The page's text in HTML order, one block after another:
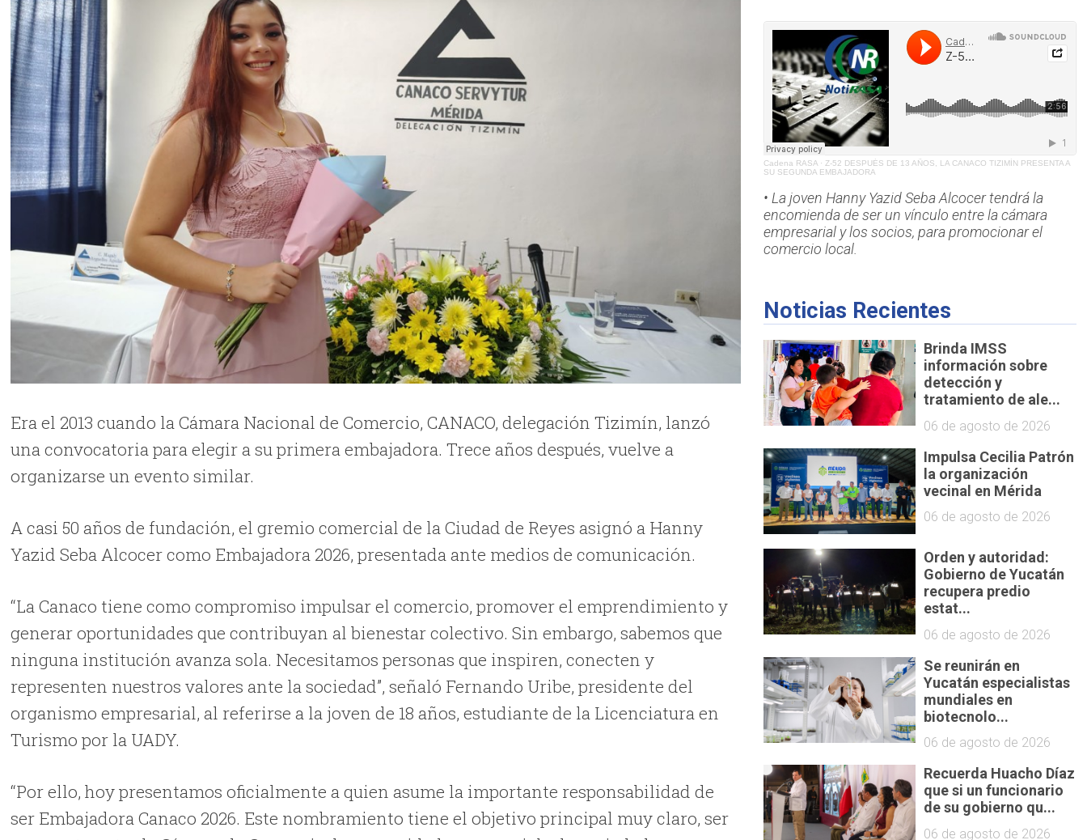
Era el 2013 cuando la Cámara Nacional de Comercio, CANACO, delegación Tizimín, lanzó
una convocatoria para elegir a su primera embajadora. Trece años después, vuelve a
organizarse un evento similar.
A casi 50 años de fundación, el gremio comercial de la Ciudad de Reyes asignó a Hanny
Yazid Seba Alcocer como Embajadora 2026, presentada ante medios de comunicación.
“La Canaco tiene como compromiso impulsar el comercio, promover el emprendimiento y
generar oportunidades que contribuyan al bienestar colectivo. Sin embargo, sabemos que
ninguna institución avanza sola. Necesitamos personas que inspiren, conecten y
representen nuestros valores ante la sociedad”, señaló Fernando Uribe, presidente del
organismo empresarial, al referirse a la joven de 18 años, estudiante de la Licenciatura en
Turismo por la UADY.
“Por ello, hoy presentamos oficialmente a quien asume la importante responsabilidad de
ser Embajadora Canaco 2026. Este nombramiento tiene el objetivo principal muy claro, ser
Cadena RASA· Z-52 DESPUÉS DE 13 AÑOS, LA CANACO TIZIMÍN PRESENTA A
SU SEGUNDA EMBAJADORA
• La joven Hanny Yazid Seba Alcocer tendrá la
encomienda de ser un vínculo entre la cámara
empresarial y los socios, para promocionar el
comercio local.
Noticias Recientes
Brinda IMSS
información sobre
detección y
tratamiento de ale...
06 de agosto de 2026
Impulsa Cecilia Patrón
la organización
vecinal en Mérida
06 de agosto de 2026
Orden y autoridad:
Gobierno de Yucatán
recupera predio
estat...
06 de agosto de 2026
Se reunirán en
Yucatán especialistas
mundiales en
biotecnolo...
06 de agosto de 2026
Recuerda Huacho Díaz
que si un funcionario
de su gobierno qu...
06 de agosto de 2026